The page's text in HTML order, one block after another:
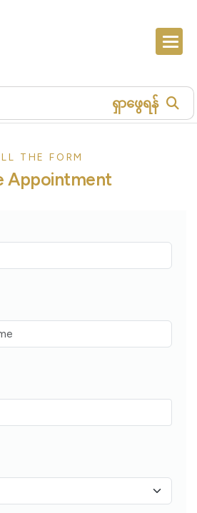
ရှာဖွေရန်
THE FORM
Appointment